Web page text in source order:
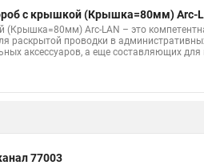
с крышкой (Крышка=80мм) Arc-
(Крышка=80мм) Arc-LAN – это
раскрытой проводки в
аксессуаров, а еще составляющих
77003